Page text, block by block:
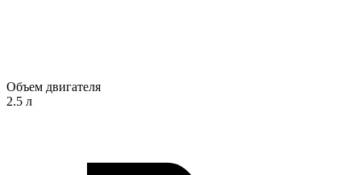
Объем двигателя
2.5 л